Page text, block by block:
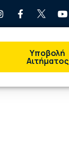
Υποβολή
Αιτήματος